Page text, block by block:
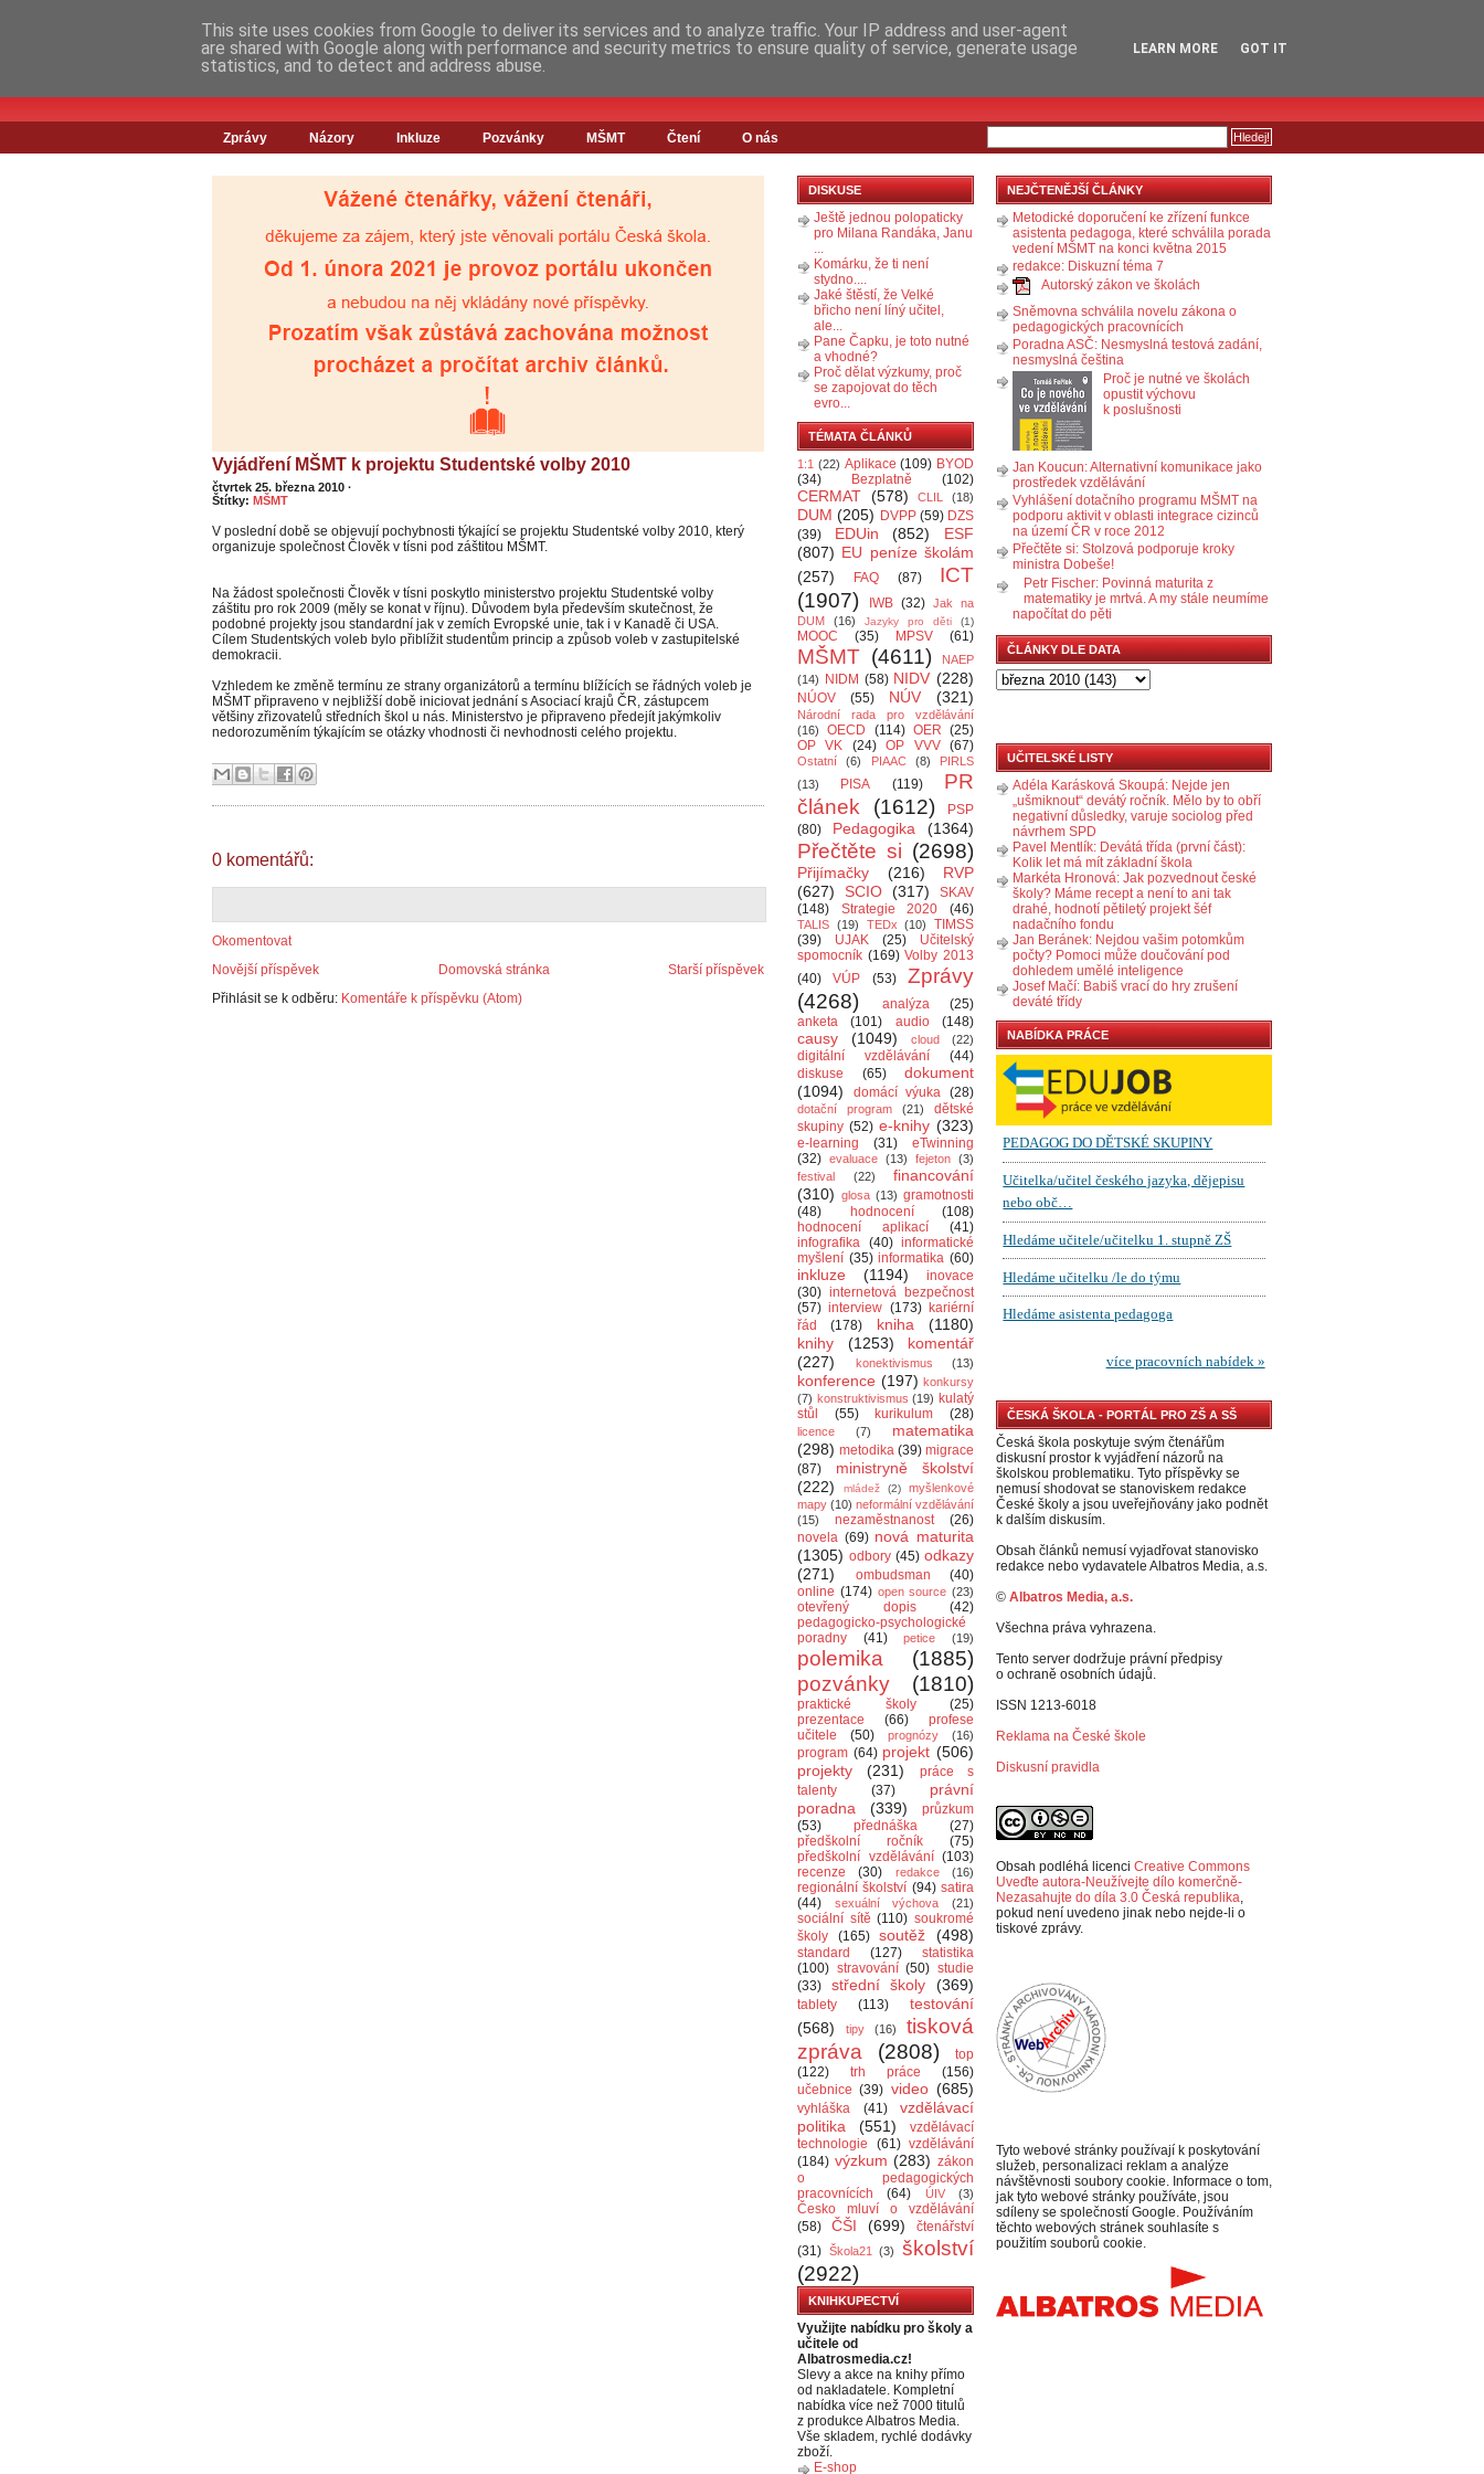
Zprávy Názory Inkluze Pozvánky MŠMT Čtení O nás
Vyjádření MŠMT k projektu Studentské volby 2010
čtvrtek 25. března 2010 ·
Štítky: MŠMT
V poslední době se objevují pochybnosti týkající se projektu Studentské volby 2010, který
organizuje společnost Člověk v tísni pod záštitou MŠMT.
Na žádost společnosti Člověk v tísni poskytlo ministerstvo projektu Studentské volby
záštitu pro rok 2009 (měly se konat v říjnu). Důvodem byla především skutečnost, že
podobné projekty jsou standardní jak v zemích Evropské unie, tak i v Kanadě či USA.
Cílem Studentských voleb bylo přiblížit studentům princip a způsob voleb v zastupitelské
demokracii.
Vzhledem ke změně termínu ze strany organizátorů a termínu blížících se řádných voleb je
MŠMT připraveno v nejbližší době iniciovat jednání s Asociací krajů ČR, zástupcem
většiny zřizovatelů středních škol u nás. Ministerstvo je připraveno předejít jakýmkoliv
nedorozuměním týkajícím se otázky vhodnosti či nevhodnosti celého projektu.
0 komentářů:
Okomentovat
Novější příspěvek
Starší příspěvek
Domovská stránka
Přihlásit se k odběru: Komentáře k příspěvku (Atom)
DISKUSE
Ještě jednou polopaticky
pro Milana Randáka, Janu
...
Komárku, že ti není
stydno....
Jaké štěstí, že Velké
břicho není líný učitel,
ale...
Pane Čapku, je toto nutné
a vhodné?
Proč dělat výzkumy, proč
se zapojovat do těch
evro...
TÉMATA ČLÁNKŮ
1:1 (22) Aplikace (109) BYOD
(34)
Bezplatně (102)
CERMAT (578) CLIL (18)
DUM (205) DVPP (59) DZS
(39)
EDUin (852)
ESF
(807) EU peníze školám
(257)
FAQ (87)
ICT
(1907)
IWB (32) Jak na
DUM
(16) Jazyky pro děti (1)
MOOC (35) MPSV (61)
MŠMT (4611)
NAEP
(14)
NIDM (58) NIDV (228)
NÚOV (55) NÚV (321)
Národní rada pro vzdělávání
(16)
OECD (114) OER (25)
OP VK
(24) OP VVV (67)
Ostatní (6) PIAAC (8)
PIRLS
(13)
PISA (119)
PR
článek
(1612)
PSP
(80)
Pedagogika (1364)
Přečtěte si (2698)
Přijímačky (216)
RVP
(627)
SCIO (317)
SKAV
(148)
Strategie 2020 (46)
TALIS (19) TEDx (10)
TIMSS
(39)
UJAK (25)
Učitelský
spomocník (169) Volby 2013
(40)
VÚP (53)
Zprávy
(4268)
analýza
(25)
anketa
(101) audio (148)
causy (1049) cloud (22)
digitální vzdělávání
(44)
diskuse
(65)
dokument
(1094)
domácí výuka (28)
dotační program (21)
dětské
skupiny (52) e-knihy (323)
e-learning (31)
eTwinning
(32) evaluace (13) fejeton (3)
festival
(22)
financování
(310) glosa (13) gramotnosti
(48)
hodnocení
(108)
hodnocení aplikací
(41)
infografika (40) informatické
myšlení (35) informatika (60)
inkluze (1194)
inovace
(30) internetová bezpečnost
(57) interview (173) kariérní
řád
(178) kniha
(1180)
knihy
(1253)
komentář
(227)
konektivismus (13)
konference (197) konkursy
(7) konstruktivismus (19) kulatý
stůl
(55) kurikulum (28)
licence (7)
matematika
(298) metodika (39) migrace
(87)
ministryně školství
(222)
mládež (2)
myšlenkové
mapy (10) neformální vzdělávání
(15)
nezaměstnanost
(26)
novela (69) nová maturita
(1305) odbory (45) odkazy
(271)
ombudsman
(40)
online (174) open source (23)
otevřený dopis
(42)
pedagogicko-psychologické
poradny
(41) petice (19)
polemika
(1885)
pozvánky
(1810)
praktické školy
(25)
prezentace
(66)
profese
učitele
(50) prognózy (16)
program (64) projekt (506)
projekty
(231)
práce s
talenty
(37)
právní
poradna
(339)
průzkum
(53)
přednáška
(27)
předškolní ročník
(75)
předškolní vzdělávání (103)
recenze
(30) redakce (16)
regionální školství (94) satira
(44)
sexuální výchova (21)
sociální sítě (110) soukromé
školy
(165) soutěž (498)
standard (127)
statistika
(100) stravování (50) studie
(33)
střední školy (369)
tablety (113)
testování
(568)
tipy (16)
tisková
zpráva
(2808)
top
(122)
trh práce
(156)
učebnice (39) video (685)
vyhláška (41)
vzdělávací
politika
(551)
vzdělávací
technologie
(61) vzdělávání
(184) výzkum (283) zákon
o pedagogických
pracovnících
(64) ÚIV (3)
Česko mluví o vzdělávání
(58)
ČŠI (699)
čtenářství
(31) Škola21 (3)
školství
(2922)
KNIHKUPECTVÍ
Využijte nabídku pro školy a
učitele od
Albatrosmedia.cz!
Slevy a akce na knihy přímo
od nakladatele. Kompletní
nabídka více než 7000 titulů
z produkce Albatros Media.
Vše skladem, rychlé dodávky
zboží.
E-shop
NEJČTENĚJŠÍ ČLÁNKY
Metodické doporučení ke zřízení funkce
asistenta pedagoga, které schválila porada
vedení MŠMT na konci května 2015
redakce: Diskuzní téma 7
Autorský zákon ve školách
Sněmovna schválila novelu zákona o
pedagogických pracovnících
Poradna ASČ: Nesmyslná testová zadání,
nesmyslná čeština
Proč je nutné ve školách
opustit výchovu
k poslušnosti
Jan Koucun: Alternativní komunikace jako
prostředek vzdělávání
Vyhlášení dotačního programu MŠMT na
podporu aktivit v oblasti integrace cizinců
na území ČR v roce 2012
Přečtěte si: Stolzová podporuje kroky
ministra Dobeše!
Petr Fischer: Povinná maturita z
matematiky je mrtvá. A my stále neumíme
napočítat do pěti
ČLÁNKY DLE DATA
UČITELSKÉ LISTY
Adéla Karásková Skoupá: Nejde jen
„ušmiknout“ devátý ročník. Mělo by to obří
negativní důsledky, varuje sociolog před
návrhem SPD
Pavel Mentlík: Devátá třída (první část):
Kolik let má mít základní škola
Markéta Hronová: Jak pozvednout české
školy? Máme recept a není to ani tak
drahé, hodnotí pětiletý projekt šéf
nadačního fondu
Jan Beránek: Nejdou vašim potomkům
počty? Pomoci může doučování pod
dohledem umělé inteligence
Josef Mačí: Babiš vrací do hry zrušení
deváté třídy
NABÍDKA PRÁCE
ČESKÁ ŠKOLA - PORTÁL PRO ZŠ A SŠ
Česká škola poskytuje svým čtenářům
diskusní prostor k vyjádření názorů na
školskou problematiku. Tyto příspěvky se
nemusí shodovat se stanoviskem redakce
České školy a jsou uveřejňovány jako podnět
k dalším diskusím.
Obsah článků nemusí vyjadřovat stanovisko
redakce nebo vydavatele Albatros Media, a.s.
© Albatros Media, a.s.
Všechna práva vyhrazena.
Tento server dodržuje právní předpisy
o ochraně osobních údajů.
ISSN 1213-6018
Reklama na České škole
Diskusní pravidla
Obsah podléhá licenci Creative Commons
Uveďte autora-Neužívejte dílo komerčně-
Nezasahujte do díla 3.0 Česká republika,
pokud není uvedeno jinak nebo nejde-li o
tiskové zprávy.
Tyto webové stránky používají k poskytování
služeb, personalizaci reklam a analýze
návštěvnosti soubory cookie. Informace o tom,
jak tyto webové stránky používáte, jsou
sdíleny se společností Google. Používáním
těchto webových stránek souhlasíte s
použitím souborů cookie.
This site uses cookies from Google to deliver its services and to analyze traffic. Your IP address and user-agent
are shared with Google along with performance and security metrics to ensure quality of service, generate usage
statistics, and to detect and address abuse.
LEARN MORE GOT IT